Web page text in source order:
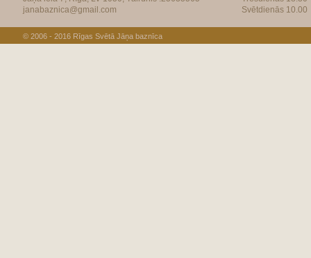
janabaznica@gmail.com
Svētdienās 10.00
© 2006 - 2016 Rīgas Svētā Jāņa baznīca